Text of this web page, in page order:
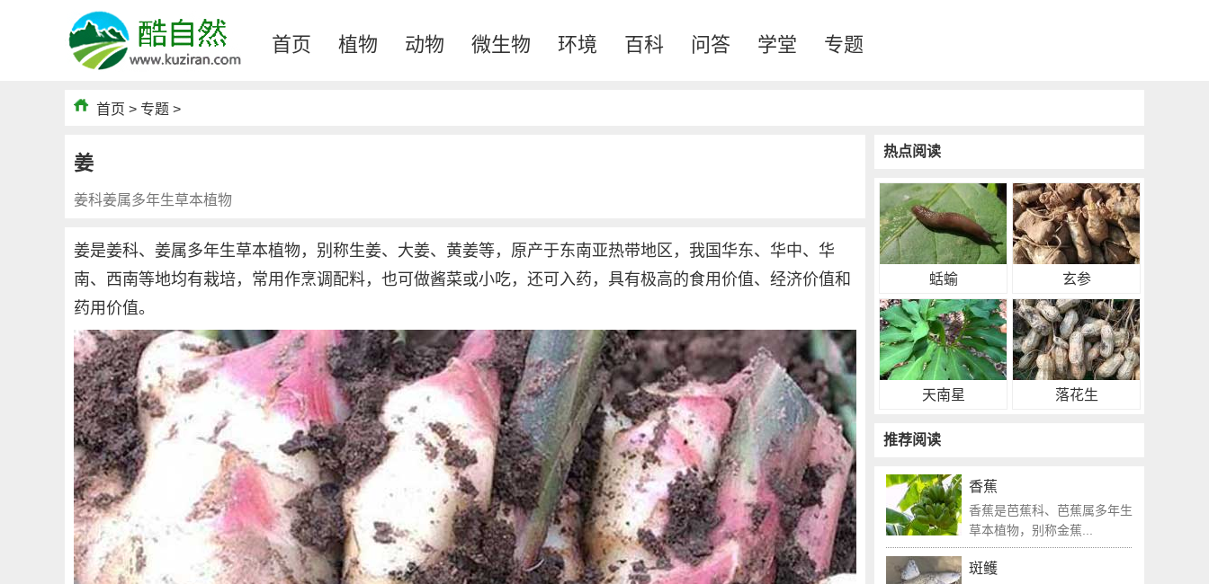
首页 植物 动物 微生物 环境 百科 问答 学堂 专题
首页 > 专题 >
姜
姜科姜属多年生草本植物
姜是姜科、姜属多年生草本植物，别称生姜、大姜、黄姜等，原产于东南亚热带地区，我国华东、华中、华
南、西南等地均有栽培，常用作烹调配料，也可做酱菜或小吃，还可入药，具有极高的食用价值、经济价值和
药用价值。
热点阅读
蛞蝓 玄参
天南星 落花生
推荐阅读
香蕉
香蕉是芭蕉科、芭蕉属多年生
草本植物，别称金蕉...
斑鳠